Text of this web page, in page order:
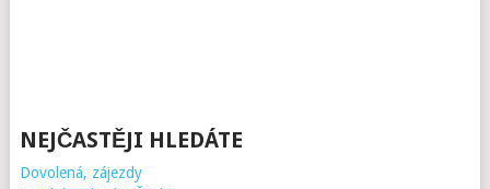
NEJČASTĚJI HLEDÁTE
Dovolená, zájezdy